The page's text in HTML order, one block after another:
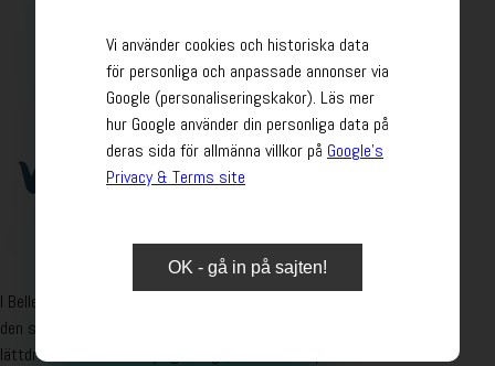
I Belles värld möter den franska charmen och självsäkerheten
den sofistikerade lyxen i en exklusiv Blanc de blancs. Med
lättdrucken smak och lyxig design, är Belle det perfekta valet
Vi använder cookies och historiska data
för personliga och anpassade annonser via
Google (personaliseringskakor). Läs mer
hur Google använder din personliga data på
deras sida för allmänna villkor på Google’s
Privacy & Terms site
OK - gå in på sajten!